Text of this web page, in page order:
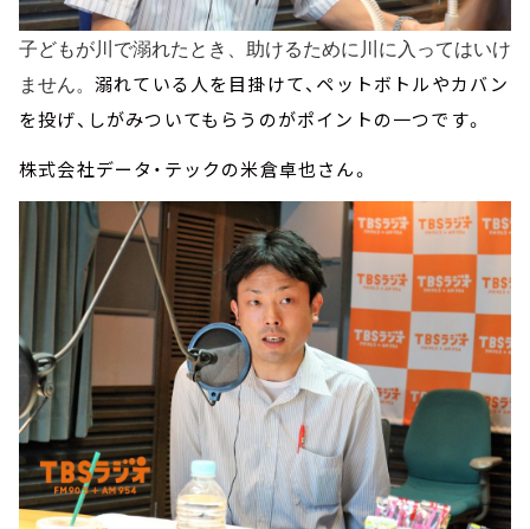
子どもが川で溺れたとき、助けるために川に入ってはいけ
ません。 溺れている人を目掛けて、ペットボトルやカバン
を投げ、しがみついてもらうのがポイントの一つです。
株式会社データ・テックの米倉卓也さん。